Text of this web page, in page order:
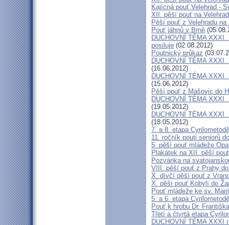
Kajícná pouť Velehrad -
XII. pěší pouť na
Pěší pouť z Velehradu na
Pouť jáhnů v Brně
DUCHOVNÍ TÉMA
posiluje (02.08.2012)
Poutnický průkaz
DUCHOVNÍ TÉMA
(16.06.2012)
DUCHOVNÍ TÉMA
(15.06.2012)
Pěší pouť z Mašovic do
DUCHOVNÍ TÉMA
(19.05.2012)
DUCHOVNÍ TÉMA
(18.05.2012)
7. a 8. etapa
11. ročník pouti seniorů
5. pěší pouť mládeže
Plakátek na XII. pěší
Pozvánka na
VIII. pěší pouť z Prahy
X. dívčí pěší pouť z
X. pěší pouť Kobylí do
Pouť mládeže ke sv.
5. a 6. etapa
Pouť k hrobu Dr.
Třetí a čtvrtá etapa
DUCHOVNÍ TÉMA XXXI